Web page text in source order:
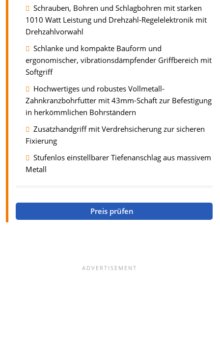
Schrauben, Bohren und Schlagbohren mit starken
1010 Watt Leistung und Drehzahl-Regelelektronik mit
Drehzahlvorwahl
Schlanke und kompakte Bauform und
ergonomischer, vibrationsdämpfender Griffbereich mit
Softgriff
Hochwertiges und robustes Vollmetall-
Zahnkranzbohrfutter mit 43mm-Schaft zur Befestigung
in herkömmlichen Bohrständern
Zusatzhandgriff mit Verdrehsicherung zur sicheren
Fixierung
Stufenlos einstellbarer Tiefenanschlag aus massivem
Metall
Preis prüfen